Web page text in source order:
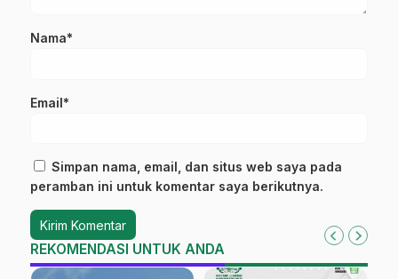
Nama*
Email*
Simpan nama, email, dan situs web saya pada
peramban ini untuk komentar saya berikutnya.
REKOMENDASI UNTUK ANDA